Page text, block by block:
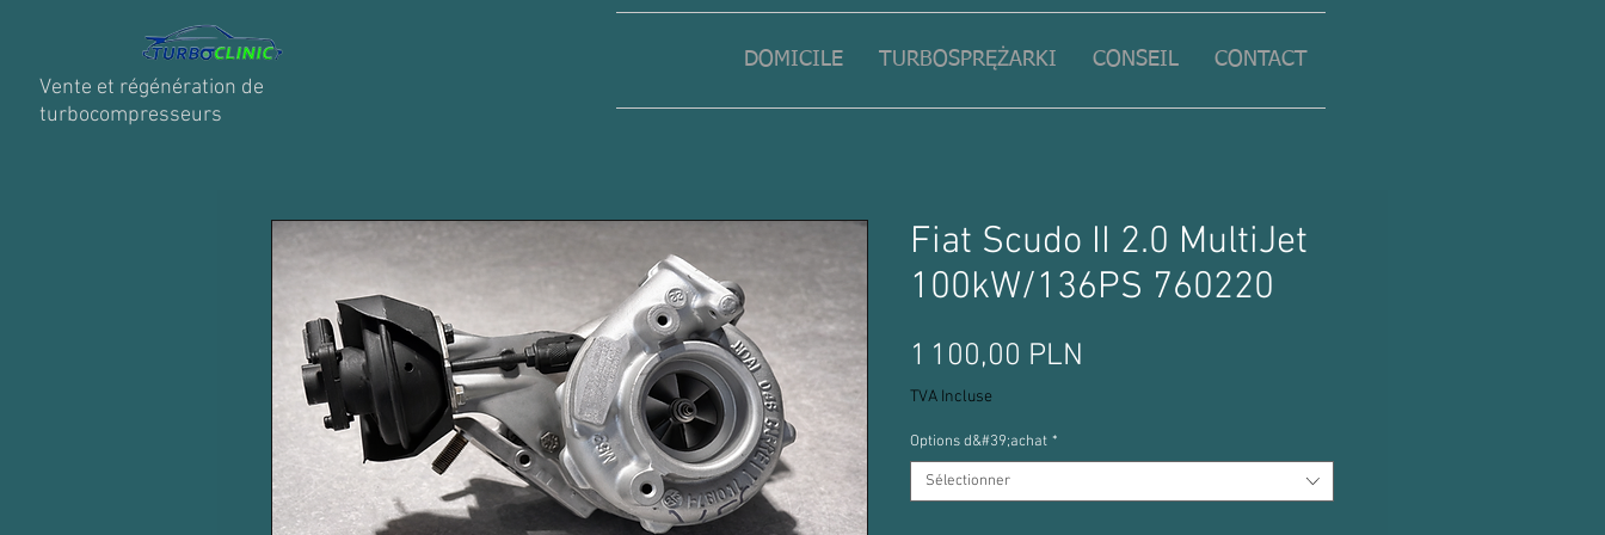
Vente et régénération de
turbocompresseurs
DOMICILE TURBOSPRĘŻARKI CONSEIL CONTACT
Fiat Scudo II 2.0 MultiJet
100kW/136PS 760220
1 100,00 PLN
TVA Incluse
Options d&#39;achat *
Sélectionner